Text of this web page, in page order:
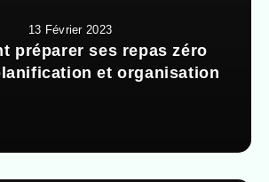
13 Février 2023
préparer ses repas zéro
et organisation